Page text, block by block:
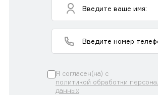
Я согласен(на) с
политикой обработки
данных